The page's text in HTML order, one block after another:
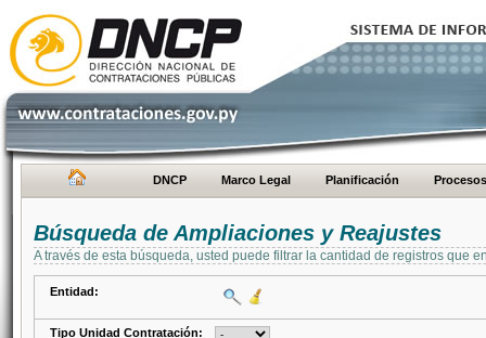
DNCP Marco Legal Planificación Procesos
Búsqueda de Ampliaciones y Reajustes
A través de esta búsqueda, usted puede filtrar la cantidad de registros que
Entidad:
Tipo Unidad Contratación: